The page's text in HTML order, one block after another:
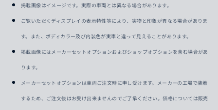
掲載画像はイメージです。実際の車両とは異なる場合があります。
ご覧いただくディスプレイの表示特性等により、実物と印象が異なる場合がありま
す。また、ボディカラー及び内装色が実車と違って見えることがあります。
掲載画像にはメーカーセットオプションおよびショップオプションを含む場合があ
ります。
メーカーセットオプションは車両ご注文時に申し受けます。メーカーの工場で装着
するため、ご注文後はお受け出来ませんのでご了承ください。価格については販売